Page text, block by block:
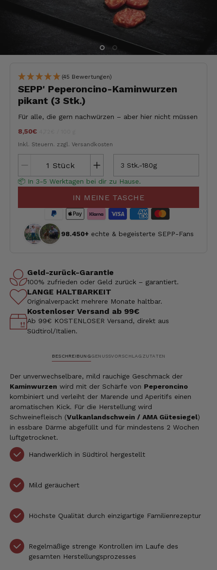
(45 Bewertungen)
SEPP' Peperoncino-Kaminwurzen
pikant (3 Stk.)
Für alle, die gern nachwürzen – aber hier nicht müssen
8,50€
Inkl. Steuern. zzgl. Versandkosten
Stück 3 Stk.-180g
📦 In 3-5 Werktagen bei dir zu Hause.
IN MEINE TASCHE
98.450+ echte & begeisterte SEPP-Fans
Geld-zurück-Garantie
100% zufrieden oder Geld zurück – garantiert.
LANGE HALTBARKEIT
Originalverpackt mehrere Monate haltbar.
Kostenloser Versand ab 99€
Ab 99€ KOSTENLOSER Versand, direkt aus
Südtirol/Italien.
BESCHREIBUNGGENUSSVORSCHLAG ZUTATEN
Der unverwechselbare, mild rauchige Geschmack der
Kaminwurzen wird mit der Schärfe von Peperoncino
kombiniert und verleiht der Marende und Aperitifs einen
aromatischen Kick. Für die Herstellung wird
Schweinefleisch (Vulkanlandschwein / AMA Gütesiegel)
in essbare Därme abgefüllt und für mindestens 2 Wochen
luftgetrocknet.
Handwerklich in Südtirol hergestellt
Mild geräuchert
Höchste Qualität durch einzigartige Familienrezeptur
Regelmäßige strenge Kontrollen im Laufe des
gesamten Herstellungsprozesses